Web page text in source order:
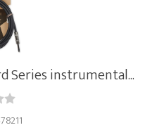
Series instrumental...